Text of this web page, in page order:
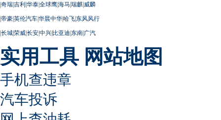
|奇瑞|吉利|华泰|全球鹰|海马|瑞麒|威麟
|帝豪|英伦汽车|华晨中华|哈飞|东风风行
|长城|荣威|长安|中兴|比亚迪|东南|广汽
实用工具 网站地图
手机查违章
汽车投诉